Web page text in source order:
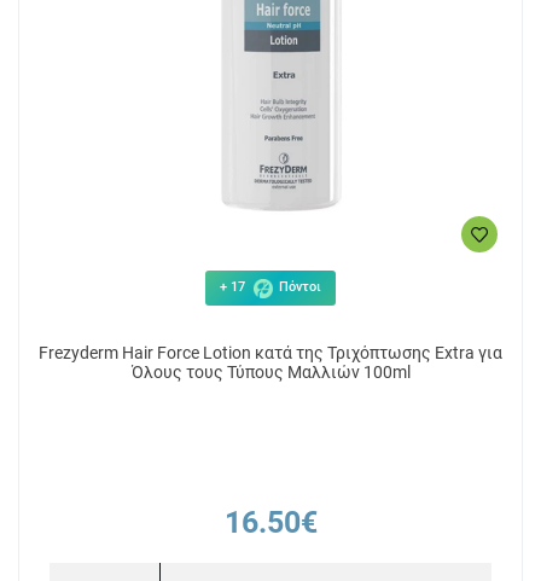
+ 17 Πόντοι
Frezyderm Hair Force Lotion κατά της Τριχόπτωσης Extra για
Όλους τους Τύπους Μαλλιών 100ml
16.50€